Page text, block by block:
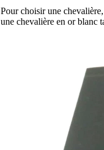
Pour choisir une
une chevalière en or blanc